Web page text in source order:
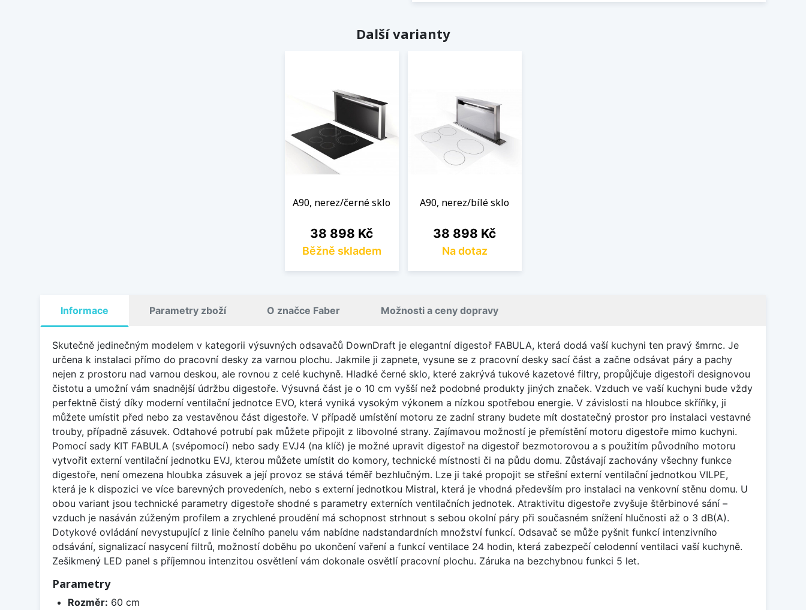
Další varianty
A90, nerez/černé sklo
Cena
38 898 Kč
Běžně skladem
A90, nerez/bílé sklo
Cena
38 898 Kč
Na dotaz
Informace Parametry zboží O značce Faber Možnosti a ceny dopravy
Skutečně jedinečným modelem v kategorii výsuvných odsavačů DownDraft je elegantní digestoř FABULA, která dodá vaší kuchyni ten pravý šmrnc. Je
určena k instalaci přímo do pracovní desky za varnou plochu. Jakmile ji zapnete, vysune se z pracovní desky sací část a začne odsávat páry a pachy
nejen z prostoru nad varnou deskou, ale rovnou z celé kuchyně. Hladké černé sklo, které zakrývá tukové kazetové filtry, propůjčuje digestoři designovou
čistotu a umožní vám snadnější údržbu digestoře. Výsuvná část je o 10 cm vyšší než podobné produkty jiných značek. Vzduch ve vaší kuchyni bude vždy
perfektně čistý díky moderní ventilační jednotce EVO, která vyniká vysokým výkonem a nízkou spotřebou energie. V závislosti na hloubce skříňky, ji
můžete umístit před nebo za vestavěnou část digestoře. V případě umístění motoru ze zadní strany budete mít dostatečný prostor pro instalaci vestavné
trouby, případně zásuvek. Odtahové potrubí pak můžete připojit z libovolné strany. Zajímavou možností je přemístění motoru digestoře mimo kuchyni.
Pomocí sady KIT FABULA (svépomocí) nebo sady EVJ4 (na klíč) je možné upravit digestoř na digestoř bezmotorovou a s použitím původního motoru
vytvořit externí ventilační jednotku EVJ, kterou můžete umístit do komory, technické místnosti či na půdu domu. Zůstávají zachovány všechny funkce
digestoře, není omezena hloubka zásuvek a její provoz se stává téměř bezhlučným. Lze ji také propojit se střešní externí ventilační jednotkou VILPE,
která je k dispozici ve více barevných provedeních, nebo s externí jednotkou Mistral, která je vhodná především pro instalaci na venkovní stěnu domu. U
obou variant jsou technické parametry digestoře shodné s parametry externích ventilačních jednotek. Atraktivitu digestoře zvyšuje štěrbinové sání –
vzduch je nasáván zúženým profilem a zrychlené proudění má schopnost strhnout s sebou okolní páry při současném snížení hlučnosti až o 3 dB(A).
Dotykové ovládání nevystupující z linie čelního panelu vám nabídne nadstandardních množství funkcí. Odsavač se může pyšnit funkcí intenzivního
odsávání, signalizací nasycení filtrů, možností doběhu po ukončení vaření a funkcí ventilace 24 hodin, která zabezpečí celodenní ventilaci vaší kuchyně.
Zešikmený LED panel s příjemnou intenzitou osvětlení vám dokonale osvětlí pracovní plochu. Záruka na bezchybnou funkci 5 let.
Parametry
Rozměr: 60 cm